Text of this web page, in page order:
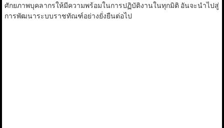
ศักยภาพบุคลากรให้มีความพร้อมในการปฏิบัติงานในทุกมิติ อันจะนำไปสู่
การพัฒนาระบบราชทัณฑ์อย่างยั่งยืนต่อไป